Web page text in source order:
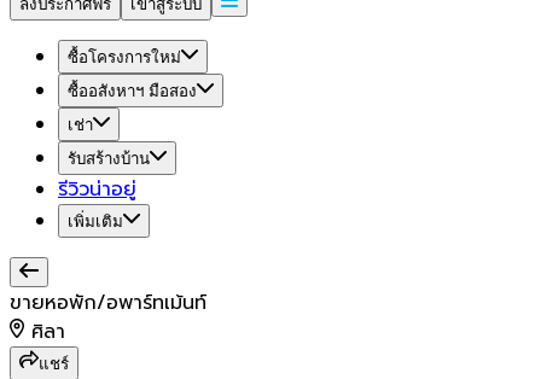
ลงประกาศฟรี เข้าสู่ระบบ
ซื้อโครงการใหม่
ซื้ออสังหาฯ มือสอง
เช่า
รับสร้างบ้าน
รีวิวน่าอยู่
เพิ่มเติม
ขายหอพัก/อพาร์ทเม้นท์
ศิลา
แชร์